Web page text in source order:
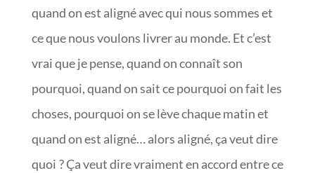
quand on est aligné avec qui nous sommes et
ce que nous voulons livrer au monde. Et c’est
vrai que je pense, quand on connaît son
pourquoi, quand on sait ce pourquoi on fait les
choses, pourquoi on se lève chaque matin et
quand on est aligné… alors aligné, ça veut dire
quoi ? Ça veut dire vraiment en accord entre ce